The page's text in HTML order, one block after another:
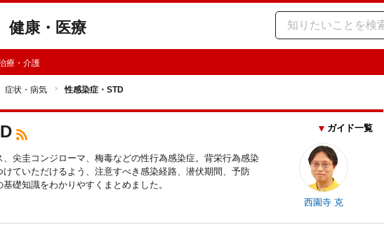
健康・医療
療・介護
症状・病気 性感染症・STD
尖圭コンジローマ、梅毒などの性行為感染症。背栄行為感染
ていただけるよう、注意すべき感染経路、潜伏期間、予防
礎知識をわかりやすくまとめました。
ガイド一覧
西園寺 克